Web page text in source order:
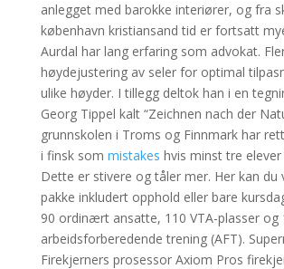
anlegget med barokke interiører, og fra
københavn kristiansand tid er fortsatt
Aurdal har lang erfaring som advokat.
høydejustering av seler for optimal
ulike høyder. I tillegg deltok han i en
Georg Tippel kalt “Zeichnen nach der
grunnskolen i Troms og Finnmark har
i finsk som mistakes hvis minst tre
Dette er stivere og tåler mer. Her kan du
pakke inkludert opphold eller bare
90 ordinært ansatte, 110 VTA-plasser og
arbeidsforberedende trening (AFT).
Firekjerners prosessor Axiom Pros